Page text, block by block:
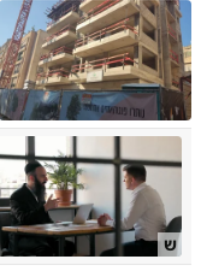
ש